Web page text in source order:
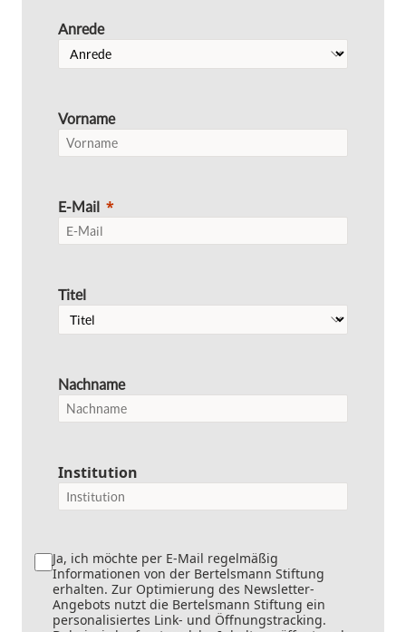
Anrede
Vorname
E-Mail
Titel
Nachname
Institution
Ja, ich möchte per E-Mail regelmäßig
Informationen von der Bertelsmann Stiftung
erhalten. Zur Optimierung des Newsletter-
Angebots nutzt die Bertelsmann Stiftung ein
personalisiertes Link- und Öffnungstracking.